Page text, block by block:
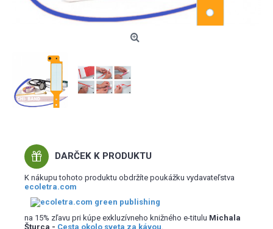
DARČEK K PRODUKTU
K nákupu tohoto produktu obdržíte poukážku vydavateľstva
ecoletra.com
na 15% zľavu pri kúpe exkluzívneho knižného e-titulu Michala
Šturca - Cesta okolo sveta za kávou.